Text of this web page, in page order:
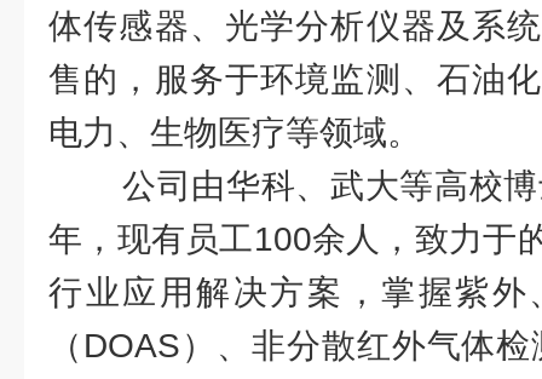
体传感器、光学分析仪器及系
售的，服务于环境监测、石油
电力、生物医疗等领域。
公司由华科、武大等高校博
年，现有员工100余人，致力于
行业应用解决方案，掌握紫外
（DOAS）、非分散红外气体